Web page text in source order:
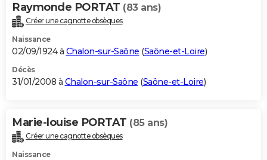
Raymonde PORTAT (83 ans)
Créer une cagnotte obsèques
Naissance
02/09/1924 à Chalon-sur-Saône (Saône-et-Loire)
Décès
31/01/2008 à Chalon-sur-Saône (Saône-et-Loire)
Marie-louise PORTAT (85 ans)
Créer une cagnotte obsèques
Naissance